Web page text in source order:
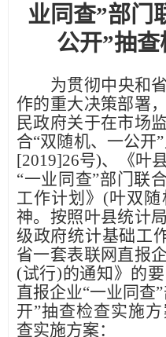
业同查”部门
公开”抽
为贯彻中央和
作的重大决策部署
民政府关于在市场
合“双随机、一公开
[2019]26号)、《叶
“一业同查”部门联合
工作计划》(叶双随
神。按照叶县统计
级政府统计基础工
省一套表联网直报
(试行)的通知》的要
直报企业“一业同查
开”抽查检查实施方
查实施方案：